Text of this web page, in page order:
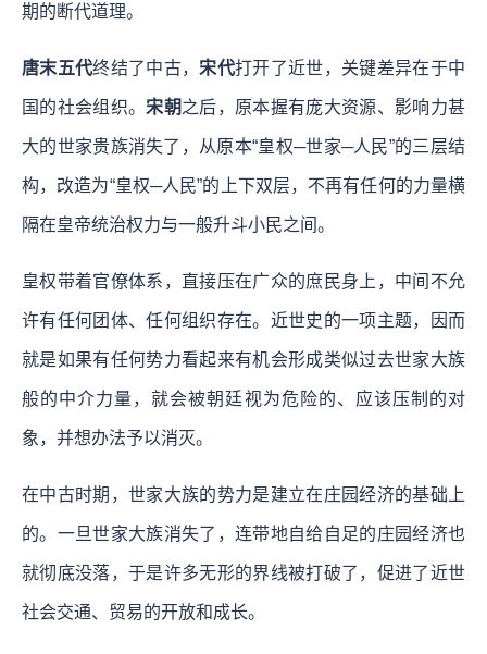
期的断代道理。
唐末五代终结了中古， 宋代打开了近世，关键差异在于中
国的社会组织。 宋朝之后，原本握有庞大资源、影响力甚
大的世家贵族消失了，从原本“皇权─世家─人民”的三层结
构，改造为“皇权─人民”的上下双层，不再有任何的力量横
隔在皇帝统治权力与一般升斗小民之间。
皇权带着官僚体系，直接压在广众的庶民身上，中间不允
许有任何团体、任何组织存在。近世史的一项主题，因而
就是如果有任何势力看起来有机会形成类似过去世家大族
般的中介力量，就会被朝廷视为危险的、应该压制的对
象，并想办法予以消灭。
在中古时期，世家大族的势力是建立在庄园经济的基础上
的。一旦世家大族消失了，连带地自给自足的庄园经济也
就彻底没落，于是许多无形的界线被打破了，促进了近世
社会交通、贸易的开放和成长。